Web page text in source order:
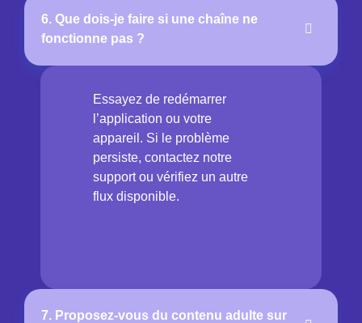
6. Que dois-je faire si une chaîne ne
fonctionne pas ?
Essayez de redémarrer
l’application ou votre
appareil. Si le problème
persiste, contactez notre
support ou vérifiez un autre
flux disponible.
7. Proposez-vous du contenu adulte sur